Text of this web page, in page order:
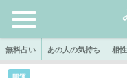
無料占い あの人の気持ち 相